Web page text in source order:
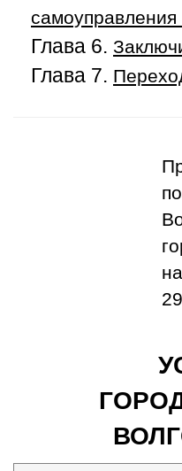
самоуправления
Глава 6.
Глава 7.